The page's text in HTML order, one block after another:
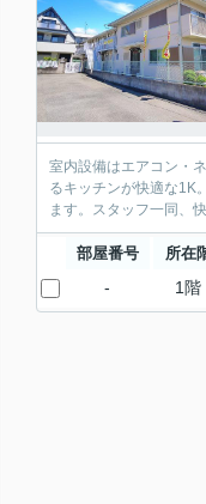
室内設備はエアコン・
るキッチンが快適な1K
ます。スタッフ一同、
部屋番号 所在
- 1階